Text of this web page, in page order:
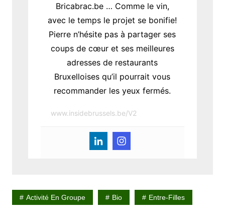
Bricabrac.be … Comme le vin,
avec le temps le projet se bonifie!
Pierre n’hésite pas à partager ses
coups de cœur et ses meilleures
adresses de restaurants
Bruxelloises qu’il pourrait vous
recommander les yeux fermés.
www.insidebrussels.be/V2
Activité En Groupe Bio Entre-Filles